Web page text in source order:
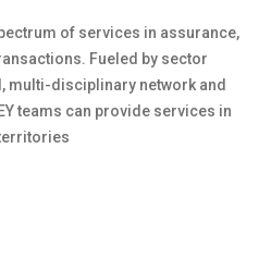
of services in assurance,
Fueled by sector
multi-disciplinary network and
teams can provide services in